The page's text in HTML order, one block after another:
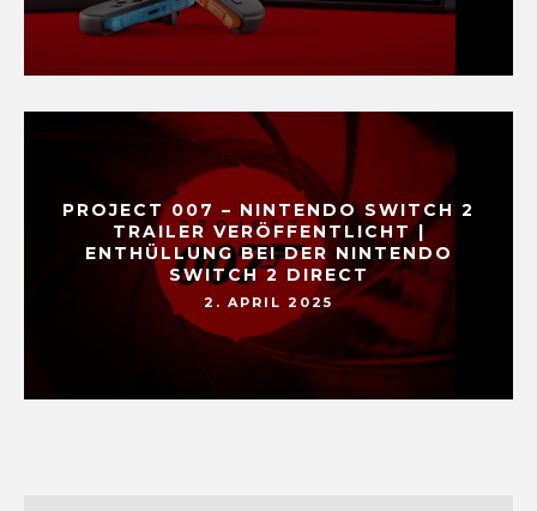
PROJECT 007 – NINTENDO SWITCH 2
TRAILER VERÖFFENTLICHT |
ENTHÜLLUNG BEI DER NINTENDO
SWITCH 2 DIRECT
2. APRIL 2025